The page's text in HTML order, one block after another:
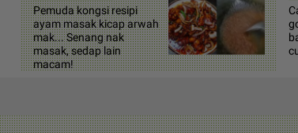
Pemuda kongsi resipi
ayam masak kicap arwah
mak... Senang nak
masak, sedap lain
macam!